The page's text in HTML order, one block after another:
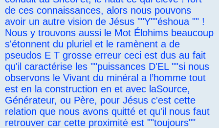
de ces connaissances, alors nous pouvons
avoir un autre vision de Jésus ""Y""éshoua "" !
Nous y trouvons aussi le Mot Élohims beaucoup
s'étonnent du pluriel et le ramènent a de
pseudos E T grosse erreur ceci est dus au fait
qu'il caractérise les ""puissances D'EL ""si nous
observons le Vivant du minéral a l’homme tout
est en la construction en et avec laSource,
Générateur, ou Père, pour Jésus c'est cette
relation que nous avons quitté et qu'il nous faut
retrouver car cette proximité est ""toujours""